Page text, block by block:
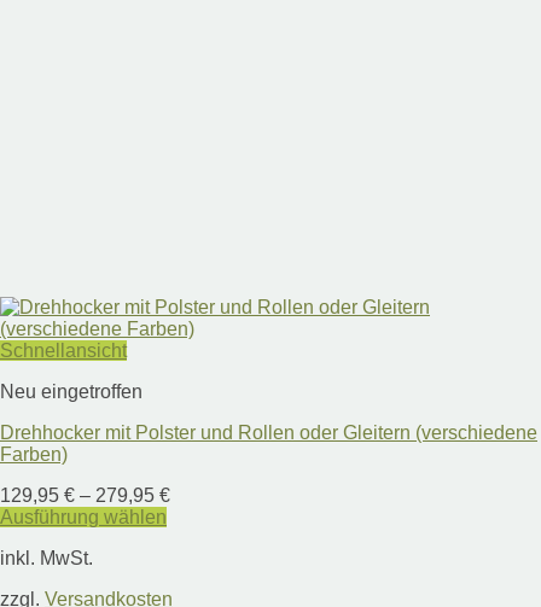
Schnellansicht
Neu eingetroffen
Drehhocker mit Polster und Rollen oder Gleitern (verschiedene
Farben)
129,95 € – 279,95 €
Ausführung wählen
Produkt
inkl. MwSt.
zzgl. Versandkosten